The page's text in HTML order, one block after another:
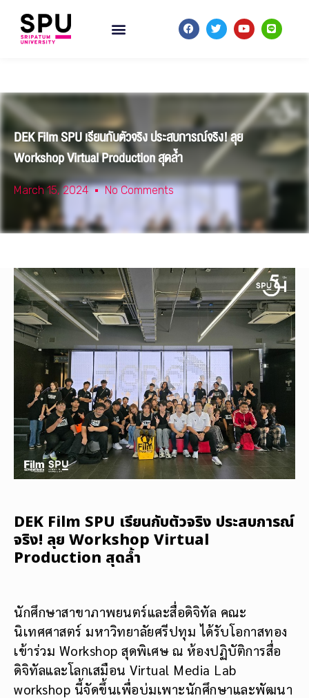
DEK Film SPU เรียนกับตัวจริง ประสบการณ์จริง! ลุย
Workshop Virtual Production สุดล้ำ
March 15, 2024 No Comments
DEK Film SPU เรียนกับตัวจริง ประสบการณ์
จริง! ลุย Workshop Virtual
Production สุดล้ำ
นักศึกษาสาขาภาพยนตร์และสื่อดิจิทัล คณะ
นิเทศศาสตร์ มหาวิทยาลัยศรีปทุม ได้รับโอกาสทอง
เข้าร่วม Workshop สุดพิเศษ ณ ห้องปฏิบัติการสื่อ
ดิจิทัลและโลกเสมือน Virtual Media Lab
workshop นี้จัดขึ้นเพื่อบ่มเพาะนักศึกษาและพัฒนา